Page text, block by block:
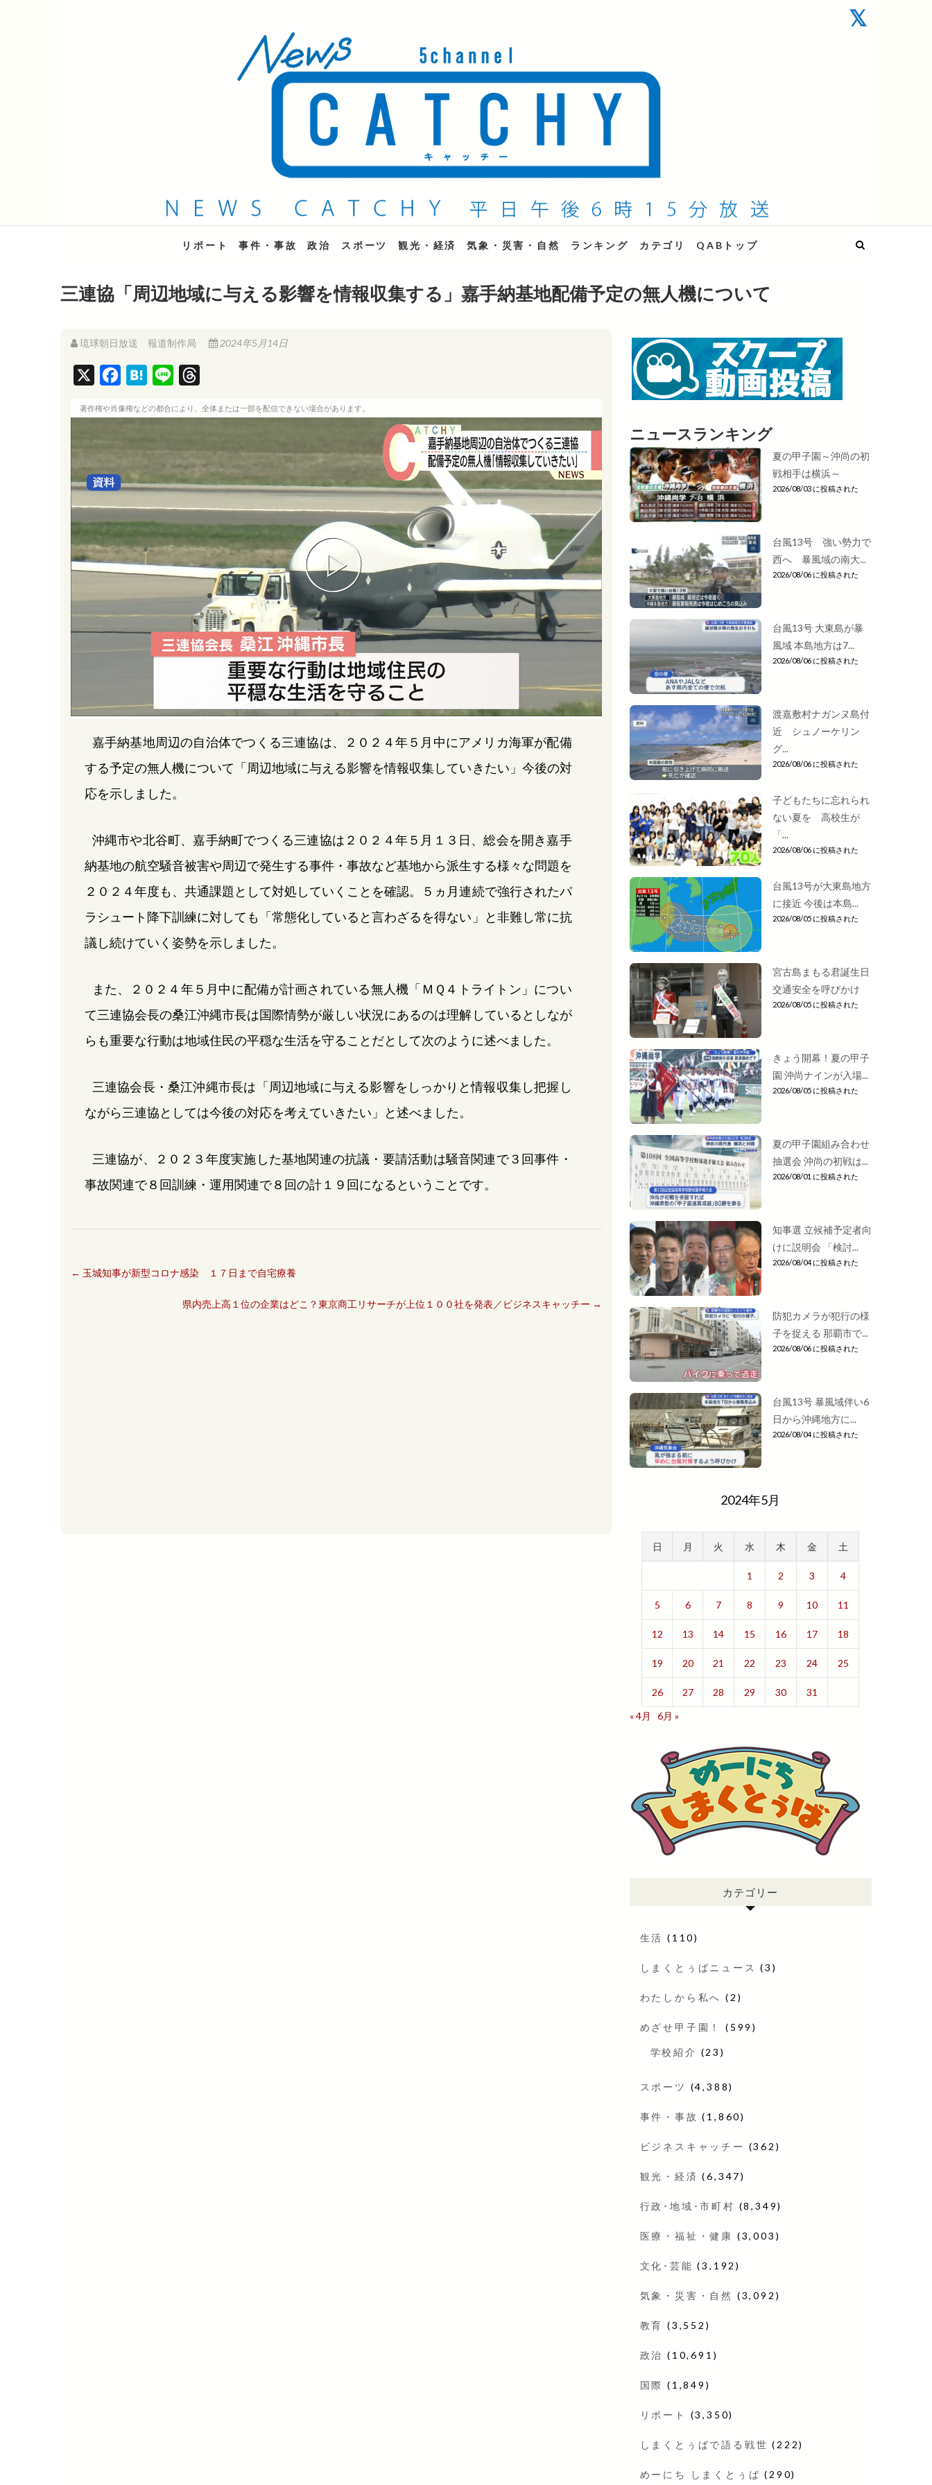
QAB NEWS Headline
キャッチー 月曜〜金曜 午後6時15分放送
リポート 事件・事故 政治 スポーツ 観光・経済 気象・災害・自然 ランキング カテゴリ QABトップ
三連協「周辺地域に与える影響を情報収集する」嘉手納基地配備予定の無人機について
琉球朝日放送 報道制作局 2024年5月14日
c
o
k
H
t
n
r
d
著作権や肖像権などの都合により、全体または一部を配信できない場合があります。
嘉手納基地周辺の自治体でつくる三連協は、２０２４年５月中にアメリカ海軍が配備
する予定の無人機について「周辺地域に与える影響を情報収集していきたい」今後の対
応を示しました。
沖縄市や北谷町、嘉手納町でつくる三連協は２０２４年５月１３日、総会を開き嘉手
納基地の航空騒音被害や周辺で発生する事件・事故など基地から派生する様々な問題を
２０２４年度も、共通課題として対処していくことを確認。５ヵ月連続で強行されたパ
ラシュート降下訓練に対しても「常態化していると言わざるを得ない」と非難し常に抗
議し続けていく姿勢を示しました。
また、２０２４年５月中に配備が計画されている無人機「ＭＱ４トライトン」につい
て三連協会長の桑江沖縄市長は国際情勢が厳しい状況にあるのは理解しているとしなが
らも重要な行動は地域住民の平穏な生活を守ることだとして次のように述べました。
三連協会長・桑江沖縄市長は「周辺地域に与える影響をしっかりと情報収集し把握し
ながら三連協としては今後の対応を考えていきたい」と述べました。
三連協が、２０２３年度実施した基地関連の抗議・要請活動は騒音関連で３回事件・
事故関連で８回訓練・運用関連で８回の計１９回になるということです。
← 玉城知事が新型コロナ感染 １７日まで自宅療養
県内売上高１位の企業はどこ？東京商工リサーチが上位１００社を発表／ビジネスキャッチー →
ニュースランキング
夏の甲子園～沖尚の初
戦相手は横浜～
2026/08/03 に投稿された
台風13号 強い勢力で
西へ 暴風域の南大...
2026/08/06 に投稿された
台風13号 大東島が暴
風域 本島地方は7...
2026/08/06 に投稿された
渡嘉敷村ナガンヌ島付
近 シュノーケリン
グ...
2026/08/06 に投稿された
子どもたちに忘れられ
ない夏を 高校生が
「...
2026/08/06 に投稿された
台風13号が大東島地方
に接近 今後は本島...
2026/08/05 に投稿された
宮古島まもる君誕生日
交通安全を呼びかけ
2026/08/05 に投稿された
きょう開幕！夏の甲子
園 沖尚ナインが入場...
2026/08/05 に投稿された
夏の甲子園組み合わせ
抽選会 沖尚の初戦は...
2026/08/01 に投稿された
知事選 立候補予定者向
けに説明会 「検討...
2026/08/04 に投稿された
防犯カメラが犯行の様
子を捉える 那覇市で...
2026/08/06 に投稿された
台風13号 暴風域伴い6
日から沖縄地方に...
2026/08/04 に投稿された
2024年5月
日 月 火 水 木 金 土
1 2 3 4
5 6 7 8 9 10 11
12 13 14 15 16 17 18
19 20 21 22 23 24 25
26 27 28 29 30
31
« 4月
6月 »
カテゴリー
生活 (110)
しまくとぅばニュース (3)
わたしから私へ (2)
めざせ甲子園！ (599)
学校紹介 (23)
スポーツ (4,388)
事件・事故 (1,860)
ビジネスキャッチー (362)
観光・経済 (6,347)
行政･地域･市町村 (8,349)
医療・福祉・健康 (3,003)
文化･芸能 (3,192)
気象・災害・自然 (3,092)
教育 (3,552)
政治 (10,691)
国際 (1,849)
リポート (3,350)
しまくとぅばで語る戦世 (222)
めーにち しまくとぅば (290)